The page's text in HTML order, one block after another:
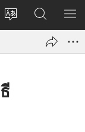
เปลี่ยน
เข้า
ปิด
ใหม่)
ค้นหา
ใน
JW.ORG
แส